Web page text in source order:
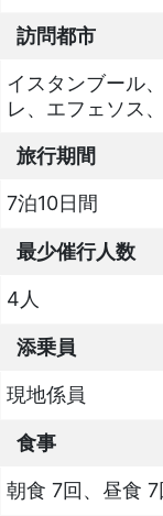
訪問都市
イスタンブール
レ、エフェソス
旅行期間
7泊10日間
最少催行人数
4人
添乗員
現地係員
食事
朝食 7回、昼食